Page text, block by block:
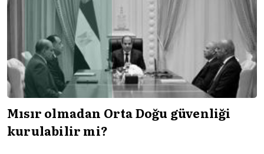
Mısır olmadan Orta Doğu güvenliği
kurulabilir mi?